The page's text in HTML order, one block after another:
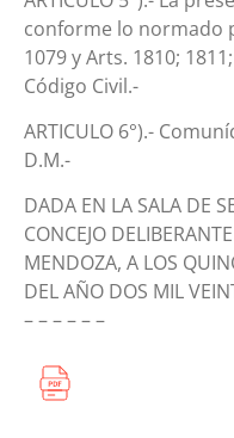
conforme lo normado
1079 y Arts. 1810;
Código Civil.-
ARTICULO 6°).-
D.M.-
DADA EN LA SALA DE
CONCEJO
MENDOZA, A LOS
DEL AÑO DOS MIL
– – – – – –